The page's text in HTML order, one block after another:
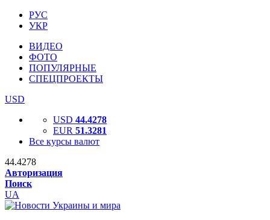
РУС
УКР
ВИДЕО
ФОТО
ПОПУЛЯРНЫЕ
СПЕЦПРОЕКТЫ
USD
USD 44.4278
EUR 51.3281
Все курсы валют
44.4278
Авторизация
Поиск
UA